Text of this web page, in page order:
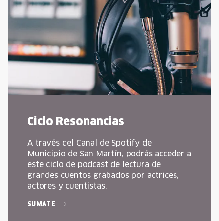
Ciclo Resonancias
A través del Canal de Spotify del
Municipio de San Martín, podrás acceder a
este ciclo de podcast de lectura de
grandes cuentos grabados por actrices,
actores y cuentistas.
SUMATE